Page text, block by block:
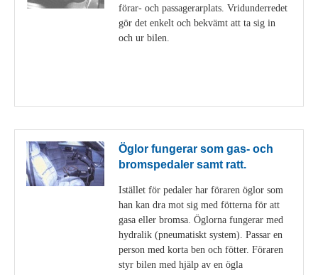
förar- och passagerarplats. Vridunderredet
gör det enkelt och bekvämt att ta sig in
och ur bilen.
Öglor fungerar som gas- och
bromspedaler samt ratt.
Istället för pedaler har föraren öglor som
han kan dra mot sig med fötterna för att
gasa eller bromsa. Öglorna fungerar med
hydralik (pneumatiskt system). Passar en
person med korta ben och fötter. Föraren
styr bilen med hjälp av en ögla